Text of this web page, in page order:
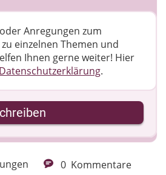
0 Kommentare
Anregungen zum
einzelnen Themen und
Ihnen gerne weiter! ​Hier
Datenschutzerklärung.